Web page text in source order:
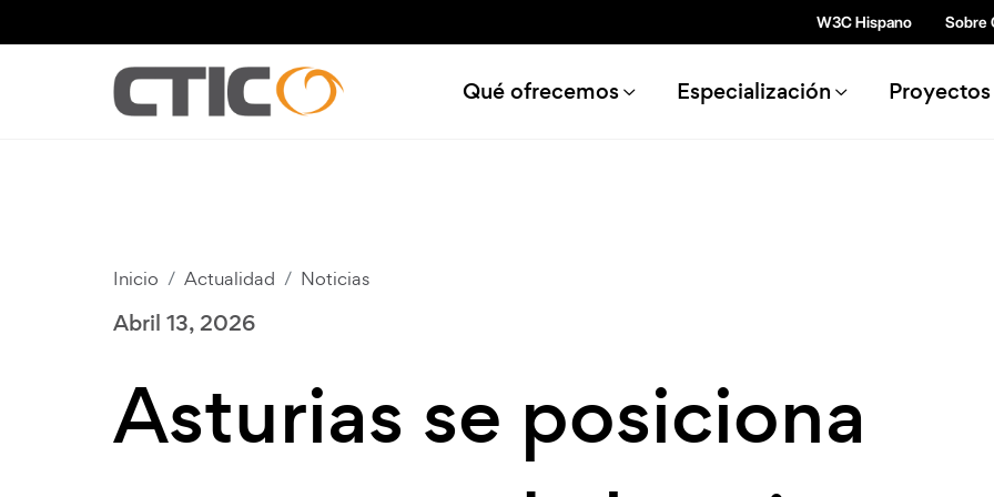
Pasar al contenido principal
Top bar menu W3C Hispano Sobre
Main navigation
Qué ofrecemos Especialización Proyectos
Inicio Actualidad Noticias
Abril 13, 2026
Asturias se posiciona